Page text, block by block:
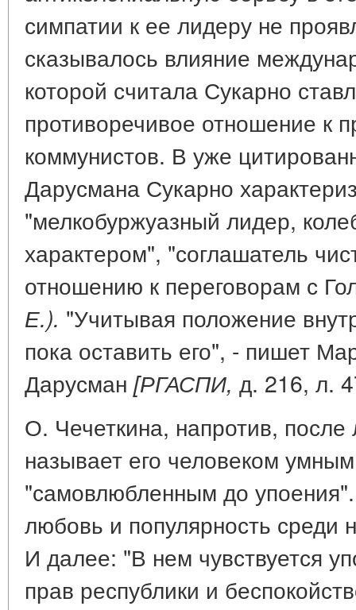
симпатии к ее лидеру не
сказывалось влияние
которой считала Сукарно
противоречивое отношение к
коммунистов. В уже
Дарусмана Сукарно
"мелкобуржуазный лидер,
характером", "соглашатель
отношению к переговорам с
Е.). "Учитывая положение
пока оставить его", - пишет
Дарусман [РГАСПИ, д. 216, л.
О. Чечеткина, напротив,
называет его человеком
"самовлюбленным до
любовь и популярность среди
И далее: "В нем чувствуется
прав республики и